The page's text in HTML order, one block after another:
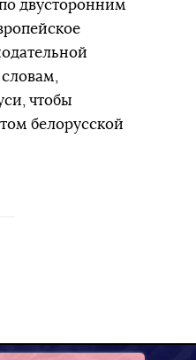
двусторонним
чтобы
белорусской